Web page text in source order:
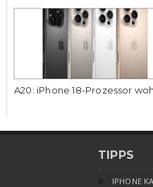
A20: iPhone 18-Prozessor
TIPPS
IPHONE